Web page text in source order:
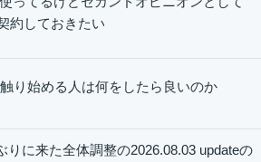
約しておきたい
り始める人は何をしたら良いのか
りに来た全体調整の2026.08.03 updateの